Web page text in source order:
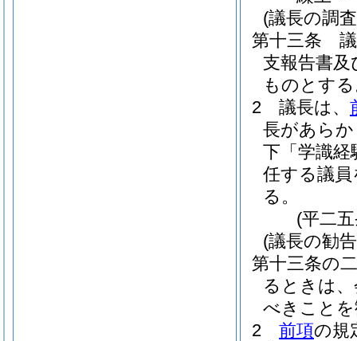
(議長の調
第十三条
支報告書
ものとす
2
議長は、
長があら
下「学識経
任する議
る。
(平二
(議長の勧
第十三条の二
るときは
べきこと
2
前項の規